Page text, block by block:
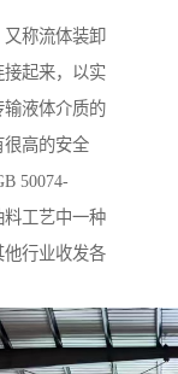
称流体装卸
起来，以实
液体介质的
很高的安全
50074-
料工艺中一种
行业收发各